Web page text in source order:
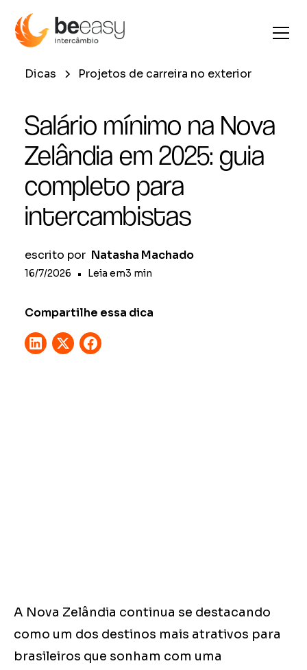
Dicas Projetos de carreira no exterior
Salário mínimo na Nova
Zelândia em 2025: guia
completo para
intercambistas
escrito por Natasha Machado
16/7/2026 • Leia em3 min
Compartilhe essa dica
A Nova Zelândia continua se destacando
como um dos destinos mais atrativos para
brasileiros que sonham com uma